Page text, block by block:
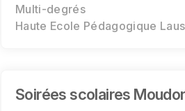
Multi-degrés
Haute Ecole Pédagogique
Soirées scolaires